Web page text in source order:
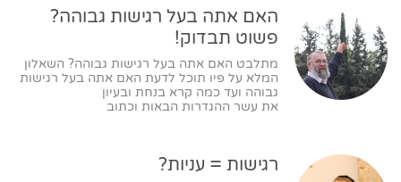
האם אתה בעל רגישות גבוהה?
פשוט תבדוק!
מתלבט האם אתה בעל רגישות גבוהה? השאלון
המלא על פיו תוכל לדעת האם אתה בעל רגישות
גבוהה ועד כמה קרא בנחת ובעיון
את עשר ההגדרות הבאות וכתוב
רגישות = עניות?